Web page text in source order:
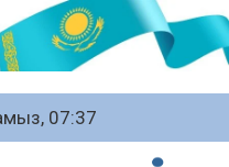
07:37